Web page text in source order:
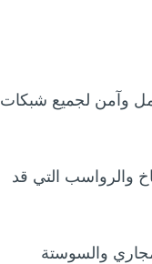
وآمن لجميع شبكات
والرواسب التي قد
والسوستة